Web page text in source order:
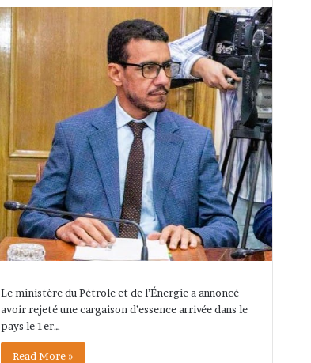
Le ministère du Pétrole et de l’Énergie a annoncé
avoir rejeté une cargaison d’essence arrivée dans le
pays le 1er…
Read More »